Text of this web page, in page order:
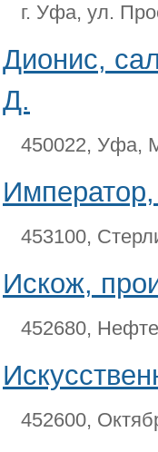
г. Уфа, ул.
Дионис,
Д.
450022, Уфа,
453100,
Искож,
452680,
452600,